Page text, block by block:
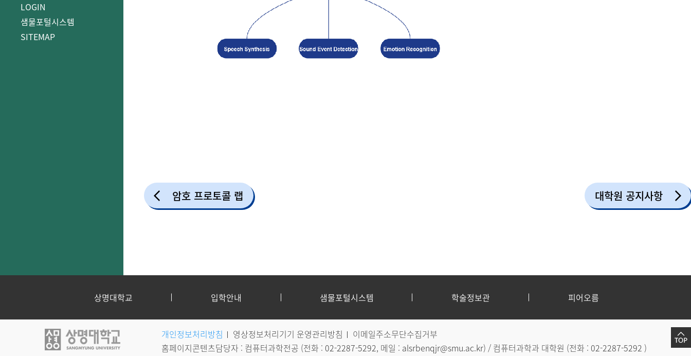
LOGIN
샘물포털시스템
SITEMAP
암호 프로토콜 랩 대학원 공지사항
상명대학교 입학안내 샘물포털시스템 학술정보관 피어오름
개인정보처리방침 영상정보처리기기 운영관리방침
이메일주소무단수집거부
홈페이지콘텐츠담당자 : 컴퓨터과학전공 (전화 : 02-2287-5292, 메일 : alsrbenqjr@smu.ac.kr) / 컴퓨터과학과 대학원 (전화 : 02-2287-5292 )